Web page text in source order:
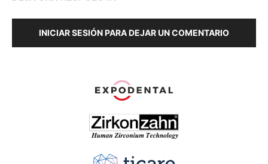
INICIAR SESIÓN PARA DEJAR UN COMENTARIO